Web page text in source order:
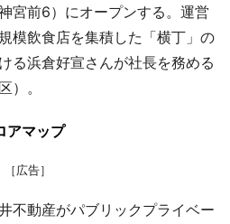
宮前6）にオープンする。運営
模飲食店を集積した「横丁」の
る浜倉好宣さんが社長を務める
）。
アマップ
［広告］
不動産がパブリックプライベー